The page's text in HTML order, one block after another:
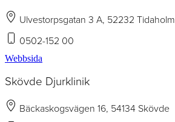
Ulvestorpsgatan 3 A, 52232 Tidaholm
0502-152 00
Webbsida
Skövde Djurklinik
Bäckaskogsvägen 16, 54134 Skövde